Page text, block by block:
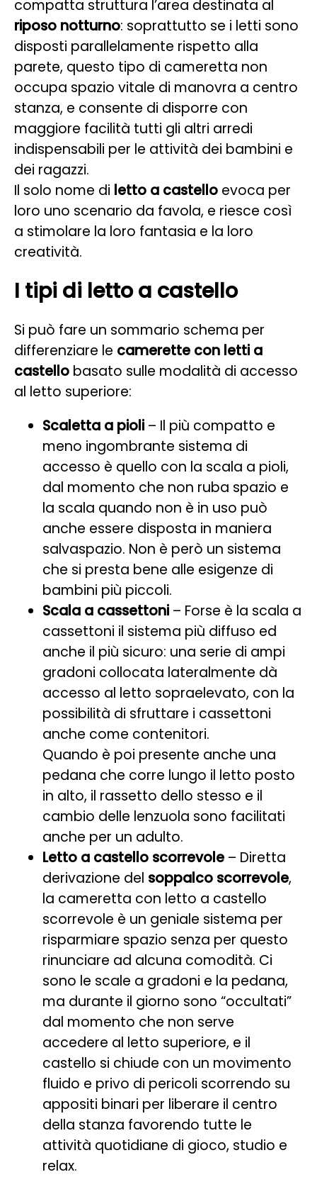
compatta struttura l’area destinata al
riposo notturno: soprattutto se i letti sono
disposti parallelamente rispetto alla
parete, questo tipo di cameretta non
occupa spazio vitale di manovra a centro
stanza, e consente di disporre con
maggiore facilità tutti gli altri arredi
indispensabili per le attività dei bambini e
dei ragazzi.
Il solo nome di letto a castello evoca per
loro uno scenario da favola, e riesce così
a stimolare la loro fantasia e la loro
creatività.
I tipi di letto a castello
Si può fare un sommario schema per
differenziare le camerette con letti a
castello basato sulle modalità di accesso
al letto superiore:
Scaletta a pioli – Il più compatto e
meno ingombrante sistema di
accesso è quello con la scala a pioli,
dal momento che non ruba spazio e
la scala quando non è in uso può
anche essere disposta in maniera
salvaspazio. Non è però un sistema
che si presta bene alle esigenze di
bambini più piccoli.
Scala a cassettoni – Forse è la scala a
cassettoni il sistema più diffuso ed
anche il più sicuro: una serie di ampi
gradoni collocata lateralmente dà
accesso al letto sopraelevato, con la
possibilità di sfruttare i cassettoni
anche come contenitori.
Quando è poi presente anche una
pedana che corre lungo il letto posto
in alto, il rassetto dello stesso e il
cambio delle lenzuola sono facilitati
anche per un adulto.
Letto a castello scorrevole – Diretta
derivazione del soppalco scorrevole,
la cameretta con letto a castello
scorrevole è un geniale sistema per
risparmiare spazio senza per questo
rinunciare ad alcuna comodità. Ci
sono le scale a gradoni e la pedana,
ma durante il giorno sono “occultati”
dal momento che non serve
accedere al letto superiore, e il
castello si chiude con un movimento
fluido e privo di pericoli scorrendo su
appositi binari per liberare il centro
della stanza favorendo tutte le
attività quotidiane di gioco, studio e
relax.